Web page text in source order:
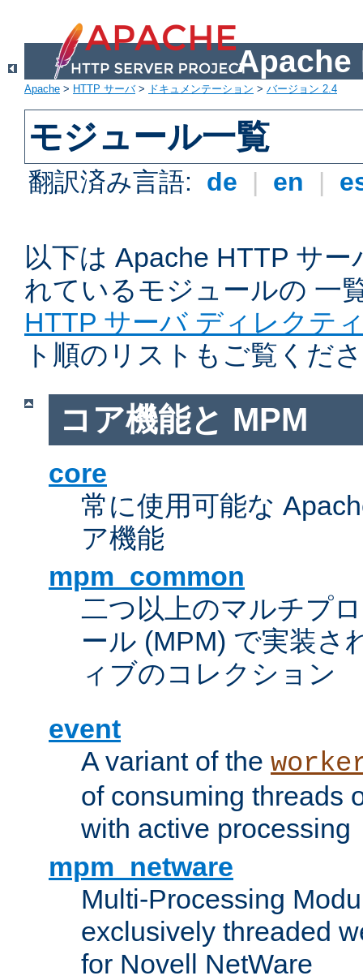
Apache
Apache > HTTP サーバ> ドキュメンテーション > バージョン 2.4
モジュール一覧
翻訳済み言語: de | en |
以下は Apache HTTP サ
れているモジュールの 一
HTTP サーバ ディレクテ
ト順のリストもご覧くだ
コア機能と MPM
core
常に使用可能な
ア機能
mpm_common
二つ以上のマルチプ
ール (MPM) で実装さ
ィブのコレクション
event
A variant of the
of consuming threads
with active processing
mpm_netware
Multi-Processing
exclusively threaded
for Novell NetWare